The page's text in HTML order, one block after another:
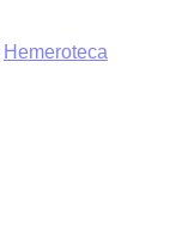
Hemeroteca